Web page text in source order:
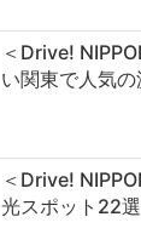
＜Drive!
い関東で人気の
＜Drive!
光スポット22